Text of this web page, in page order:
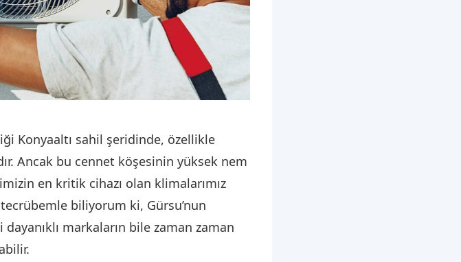
Konyaaltı sahil şeridinde, özellikle
Ancak bu cennet köşesinin yüksek nem
en kritik cihazı olan klimalarımız
biliyorum ki, Gürsu’nun
markaların bile zaman zaman